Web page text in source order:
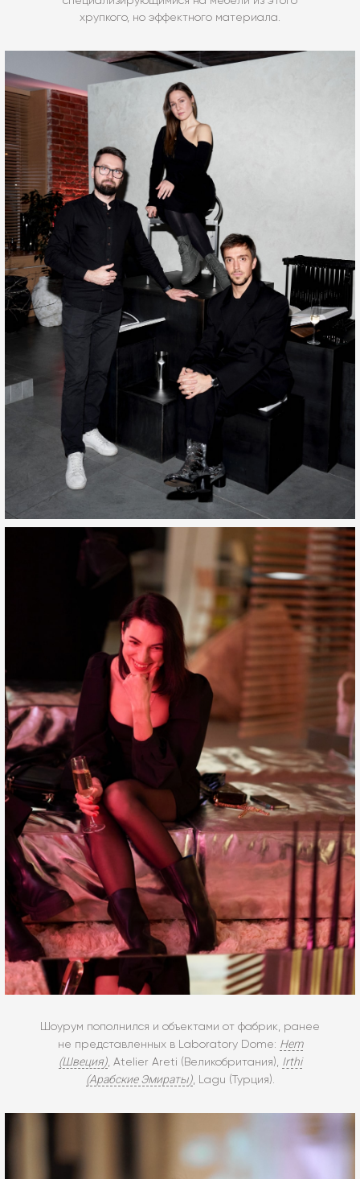
хрупкого, но эффектного материала.
Шоурум пополнился и объектами от фабрик, ранее
не представленных в Laboratory Dome: Hem
(Швеция), Atelier Areti (Великобритания), Irthi
(Арабские Эмираты), Lagu (Турция).